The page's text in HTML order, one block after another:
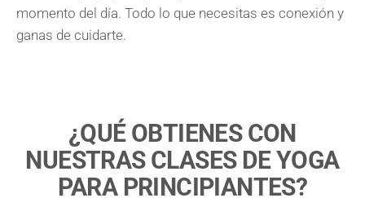
momento del día. Todo lo que necesitas es conexión y
ganas de cuidarte.
¿QUÉ OBTIENES CON
NUESTRAS CLASES DE YOGA
PARA PRINCIPIANTES?